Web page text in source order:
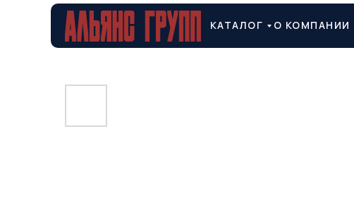
О КОМПАНИИ
КАТАЛОГ